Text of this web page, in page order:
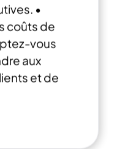
•
coûts de
vous
aux
et de